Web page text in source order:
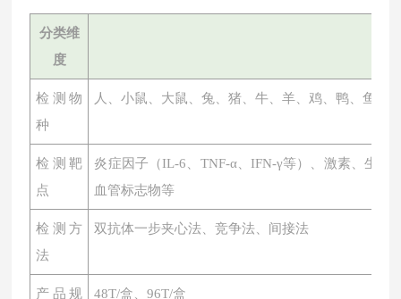
分类维
度
检测物
种
人、小鼠、大鼠、兔、猪、牛、羊、鸡、鸭、鱼、
检测靶
点
炎症因子（IL-6、TNF-α、IFN-γ等）、激素、生物
血管标志物等
检测方
法
双抗体一步夹心法、竞争法、间接法
产品规 48T/盒、96T/盒